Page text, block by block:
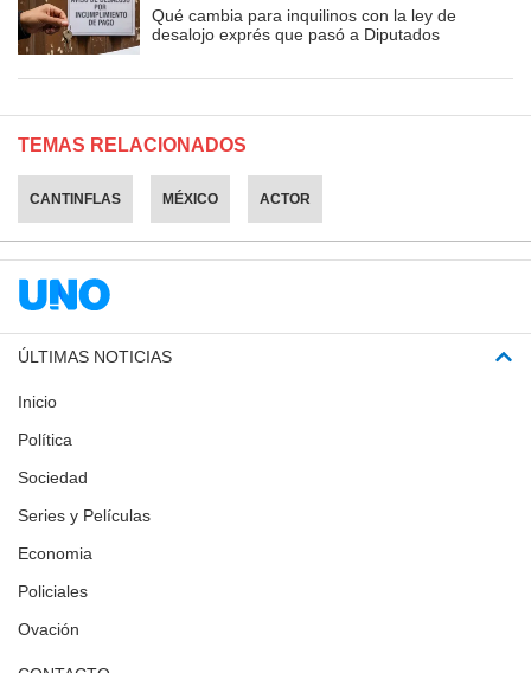
Qué cambia para inquilinos con la ley de
desalojo exprés que pasó a Diputados
TEMAS RELACIONADOS
CANTINFLAS MÉXICO ACTOR
ÚLTIMAS NOTICIAS
Inicio
Política
Sociedad
Series y Películas
Economia
Policiales
Ovación